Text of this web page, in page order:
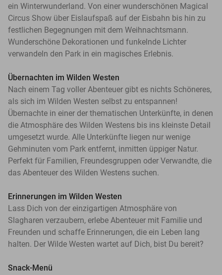
ein Winterwunderland. Von einer wunderschönen Magical
Circus Show über Eislaufspaß auf der Eisbahn bis hin zu
festlichen Begegnungen mit dem Weihnachtsmann.
Wunderschöne Dekorationen und funkelnde Lichter
verwandeln den Park in ein magisches Erlebnis.
Übernachten im Wilden Westen
Nach einem Tag voller Abenteuer gibt es nichts Schöneres,
als sich im Wilden Westen selbst zu entspannen!
Übernachte in einer der thematischen Unterkünfte, in denen
die Atmosphäre des Wilden Westens bis ins kleinste Detail
umgesetzt wurde. Alle Unterkünfte liegen nur wenige
Gehminuten vom Park entfernt, inmitten üppiger Natur.
Perfekt für Familien, Freundesgruppen oder Verwandte, die
das Abenteuer des Wilden Westens suchen.
Erinnerungen im Wilden Westen
Lass Dich von der einzigartigen Atmosphäre von
Slagharen verzaubern, erlebe Abenteuer mit Familie und
Freunden und schaffe Erinnerungen, die ein Leben lang
halten. Der Wilde Westen wartet auf Dich, bist Du bereit?
Snack-Menü